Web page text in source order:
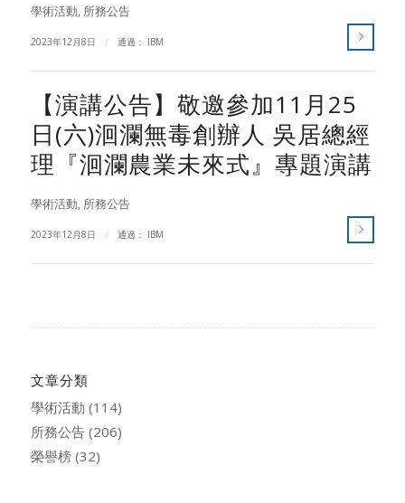
學術活動, 所務公告
2023年12月8日 / 通過： IBM
【演講公告】敬邀參加11月25
日(六)洄瀾無毒創辦人 吳居總經
理『洄瀾農業未來式』專題演講
學術活動, 所務公告
2023年12月8日 / 通過： IBM
文章分類
學術活動 (114)
所務公告(206)
榮譽榜(32)